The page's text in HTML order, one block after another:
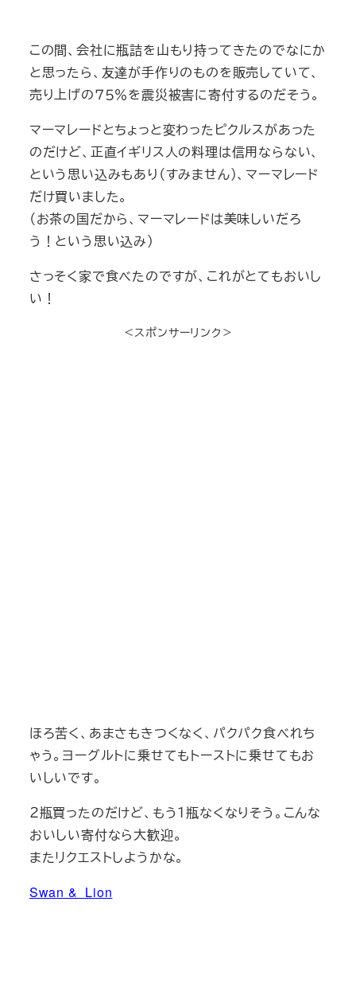
この間、会社に瓶詰を山もり持ってきたのでなにか
と思ったら、友達が手作りのものを販売していて、
売り上げの７５％を震災被害に寄付するのだそう。
マーマレードとちょっと変わったピクルスがあった
のだけど、正直イギリス人の料理は信用ならない、
という思い込みもあり（すみません）、マーマレード
だけ買いました。
（お茶の国だから、マーマレードは美味しいだろ
う！という思い込み）
さっそく家で食べたのですが、これがとてもおいし
い！
＜スポンサーリンク＞
ほろ苦く、あまさもきつくなく、パクパク食べれち
ゃう。ヨーグルトに乗せてもトーストに乗せてもお
いしいです。
２瓶買ったのだけど、もう１瓶なくなりそう。こんな
おいしい寄付なら大歓迎。
またリクエストしようかな。
Swan & Lion